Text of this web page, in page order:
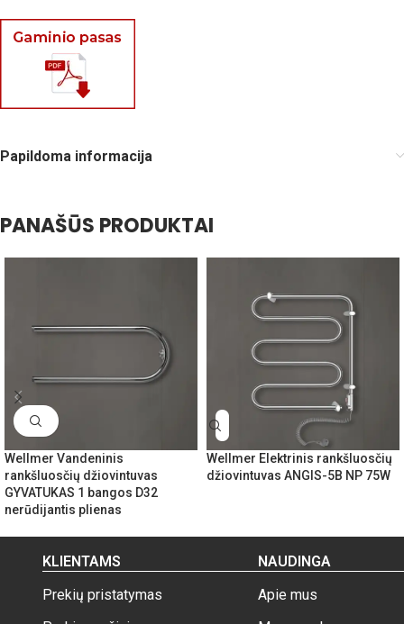
Papildoma informacija
PANAŠŪS PRODUKTAI
Wellmer Vandeninis
rankšluosčių džiovintuvas
GYVATUKAS 1 bangos D32
nerūdijantis plienas
Wellmer Elektrinis rankšluosčių
džiovintuvas ANGIS-5B NP 75W
KLIENTAMS
Prekių pristatymas
NAUDINGA
Apie mus